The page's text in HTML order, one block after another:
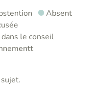
Absent
le conseil